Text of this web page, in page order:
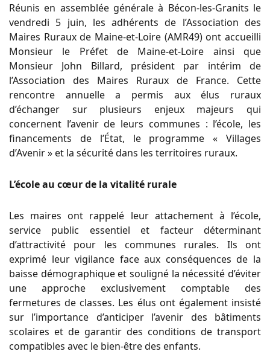
Réunis en assemblée générale à Bécon-les-Granits le
vendredi 5 juin, les adhérents de l’Association des
Maires Ruraux de Maine-et-Loire (AMR49) ont accueilli
Monsieur le Préfet de Maine-et-Loire ainsi que
Monsieur John Billard, président par intérim de
l’Association des Maires Ruraux de France. Cette
rencontre annuelle a permis aux élus ruraux
d’échanger sur plusieurs enjeux majeurs qui
concernent l’avenir de leurs communes : l’école, les
financements de l’État, le programme « Villages
d’Avenir » et la sécurité dans les territoires ruraux.
L’école au cœur de la vitalité rurale
Les maires ont rappelé leur attachement à l’école,
service public essentiel et facteur déterminant
d’attractivité pour les communes rurales. Ils ont
exprimé leur vigilance face aux conséquences de la
baisse démographique et souligné la nécessité d’éviter
une approche exclusivement comptable des
fermetures de classes. Les élus ont également insisté
sur l’importance d’anticiper l’avenir des bâtiments
scolaires et de garantir des conditions de transport
compatibles avec le bien-être des enfants.